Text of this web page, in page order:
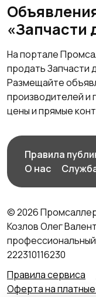
«Запчасти
На портале
продать Запчасти
Размещайте
производителей и
цены и прямые
Правила
О нас
© 2026
Козлов Олег
222310116230
Правила сервиса
Оферта на платные